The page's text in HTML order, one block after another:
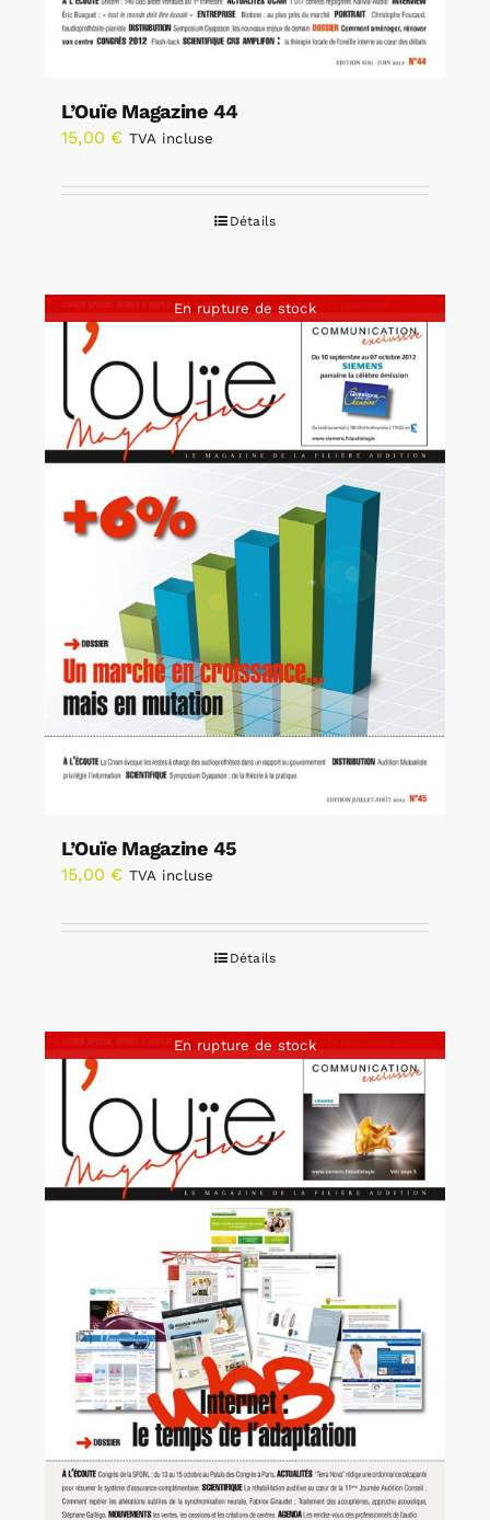
L’Ouïe Magazine 44
15,00 € TVA incluse
Détails
En rupture de stock
L’Ouïe Magazine 45
15,00 € TVA incluse
Détails
En rupture de stock